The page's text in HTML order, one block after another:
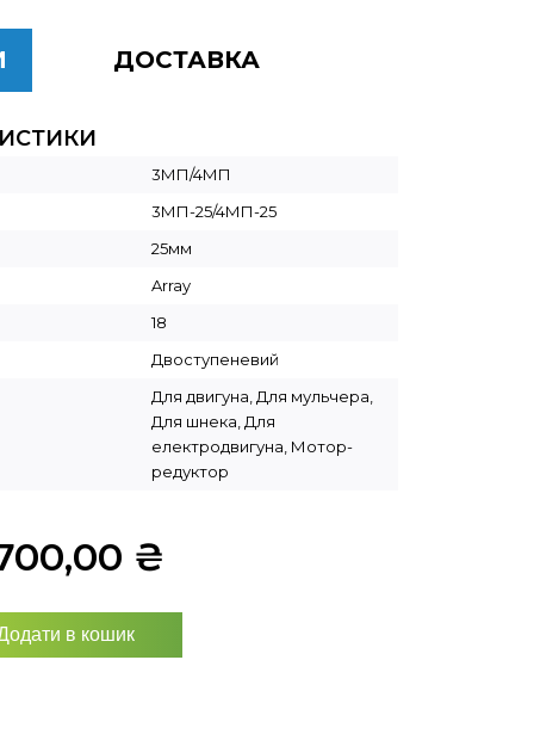
ДОСТАВКА
3МП/4МП
3МП-25/4МП-25
25мм
Array
18
Двоступеневий
Для двигуна, Для мульчера,
Для шнека, Для
електродвигуна, Мотор-
редуктор
₴
в кошик